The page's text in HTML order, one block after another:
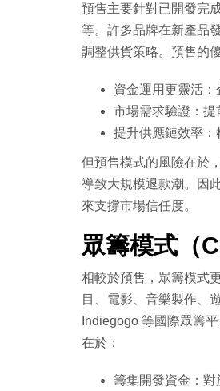
預售主要針對已開發完
等。許多品牌在新產品
調整供貨策略。預售的
資金運用更靈活：
市場需求驗證：提
提升供應鏈效率：
但預售模式的風險在於
導致大規模退款潮。因
來支撐市場信任度。
眾籌模式（
相較於預售，眾籌模式
目、電影、音樂製作、
Indiegogo 等國際眾籌
在於：
籌集開發資金：對